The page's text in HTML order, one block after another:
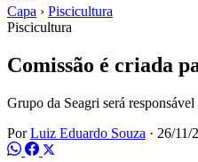
Capa › Piscicultura
Piscicultura
Comissão é criada
Grupo da Seagri será
PorLuiz Eduardo Souza · 26/11/